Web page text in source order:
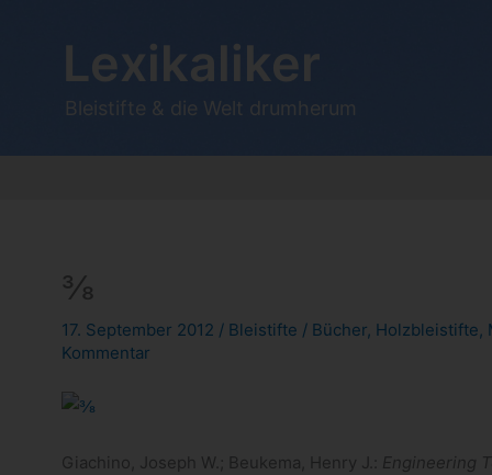
Lexikaliker
Bleistifte & die Welt drumherum
⅜
17. September 2012 / Bleistifte / Bücher, Holzbleistifte,
Kommentar
Giachino, Joseph W.; Beu­kema, Henry J.: Engi­nee­ring